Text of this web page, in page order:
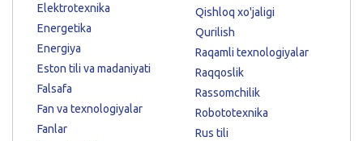
Elektrotexnika
Energetika
Energiya
Eston tili va madaniyati
Falsafa
Fan va texnologiyalar
Fanlar
Qishloq xo'jaligi
Qurilish
Raqamli texnologiyalar
Raqqoslik
Rassomchilik
Robototexnika
Rus tili